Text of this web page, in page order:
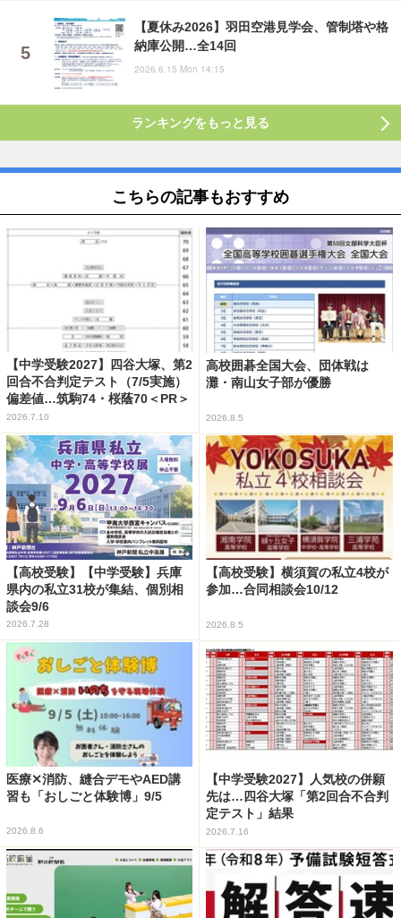
【夏休み2026】羽田空港見学会、管制塔や格
納庫公開…全14回
2026.6.15 Mon 14:15
ランキングをもっと見る
こちらの記事もおすすめ
【中学受験2027】四谷大塚、第2
回合不合判定テスト（7/5実施）
偏差値…筑駒74・桜蔭70＜PR＞
2026.7.10
高校囲碁全国大会、団体戦は
灘・南山女子部が優勝
2026.8.5
【高校受験】【中学受験】兵庫
県内の私立31校が集結、個別相
談会9/6
2026.7.28
【高校受験】横須賀の私立4校が
参加…合同相談会10/12
2026.8.5
医療✕消防、縫合デモやAED講
習も「おしごと体験博」9/5
2026.8.6
【中学受験2027】人気校の併願
先は…四谷大塚「第2回合不合判
定テスト」結果
2026.7.16